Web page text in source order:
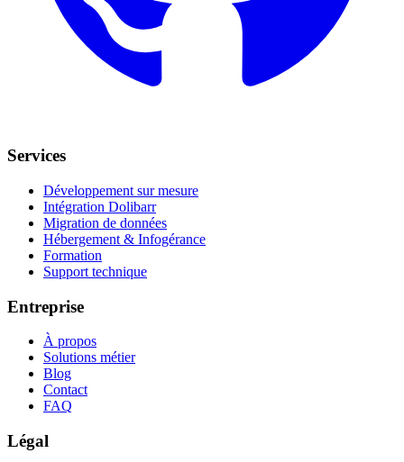
Services
Développement sur mesure
Intégration Dolibarr
Migration de données
Hébergement & Infogérance
Formation
Support technique
Entreprise
À propos
Solutions métier
Blog
Contact
FAQ
Légal